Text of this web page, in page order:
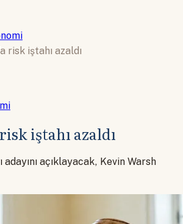
risk iştahı azaldı
iştahı azaldı
açıklayacak, Kevin Warsh